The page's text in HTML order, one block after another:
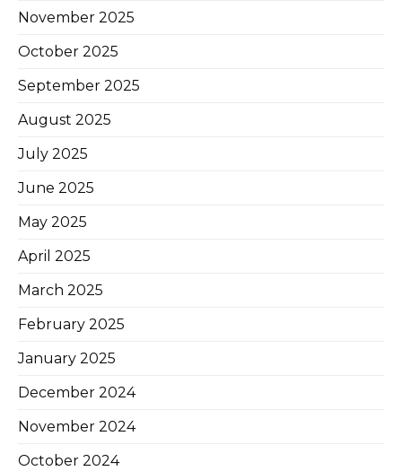
November 2025
October 2025
September 2025
August 2025
July 2025
June 2025
May 2025
April 2025
March 2025
February 2025
January 2025
December 2024
November 2024
October 2024